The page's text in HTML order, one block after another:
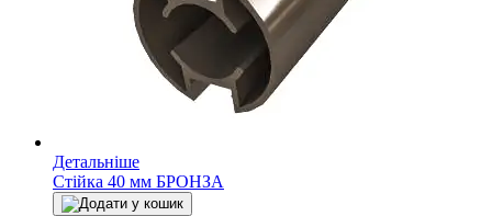
Детальніше
Стійка 40 мм БРОНЗА
Додати у кошик